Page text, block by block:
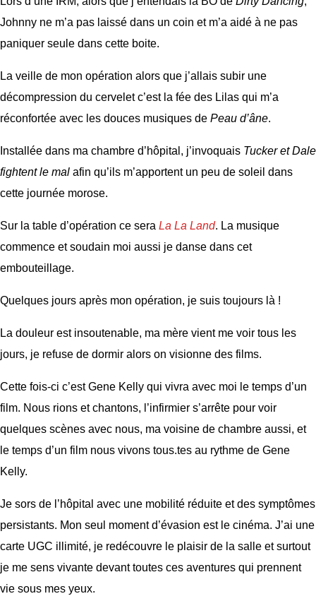
Johnny ne m’a pas laissé dans un coin et m’a aidé à ne pas
paniquer seule dans cette boite.
La veille de mon opération alors que j’allais subir une
décompression du cervelet c’est la fée des Lilas qui m’a
réconfortée avec les douces musiques de Peau d’âne.
Installée dans ma chambre d’hôpital, j’invoquais Tucker et Dale
fightent le mal afin qu’ils m’apportent un peu de soleil dans
cette journée morose.
Sur la table d’opération ce sera La La Land. La musique
commence et soudain moi aussi je danse dans cet
embouteillage.
Quelques jours après mon opération, je suis toujours là !
La douleur est insoutenable, ma mère vient me voir tous les
jours, je refuse de dormir alors on visionne des films.
Cette fois-ci c’est Gene Kelly qui vivra avec moi le temps d’un
film. Nous rions et chantons, l’infirmier s’arrête pour voir
quelques scènes avec nous, ma voisine de chambre aussi, et
le temps d’un film nous vivons tous.tes au rythme de Gene
Kelly.
Je sors de l’hôpital avec une mobilité réduite et des symptômes
persistants. Mon seul moment d’évasion est le cinéma. J’ai une
carte UGC illimité, je redécouvre le plaisir de la salle et surtout
je me sens vivante devant toutes ces aventures qui prennent
vie sous mes yeux.